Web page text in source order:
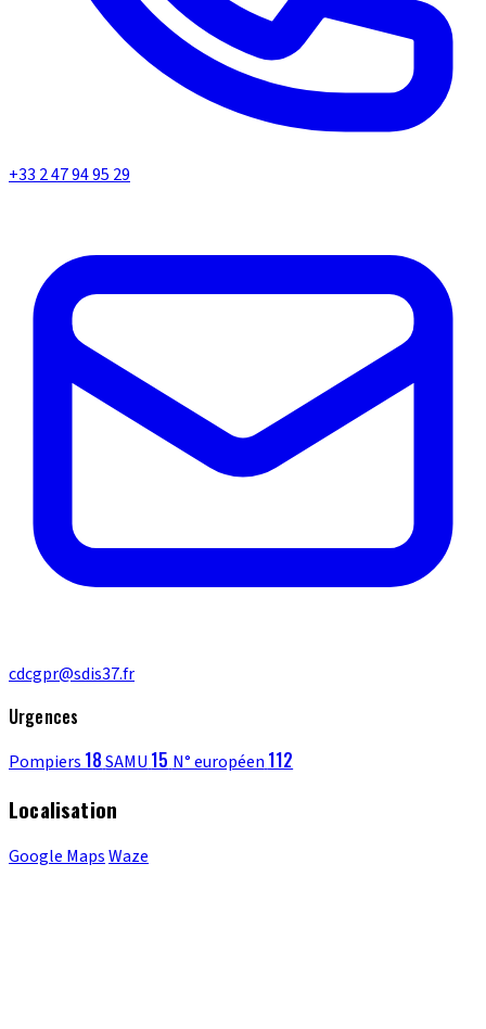
+33 2 47 94 95 29
cdcgpr@sdis37.fr
Urgences
Pompiers 18SAMU 15 N° européen 112
Localisation
Google MapsWaze